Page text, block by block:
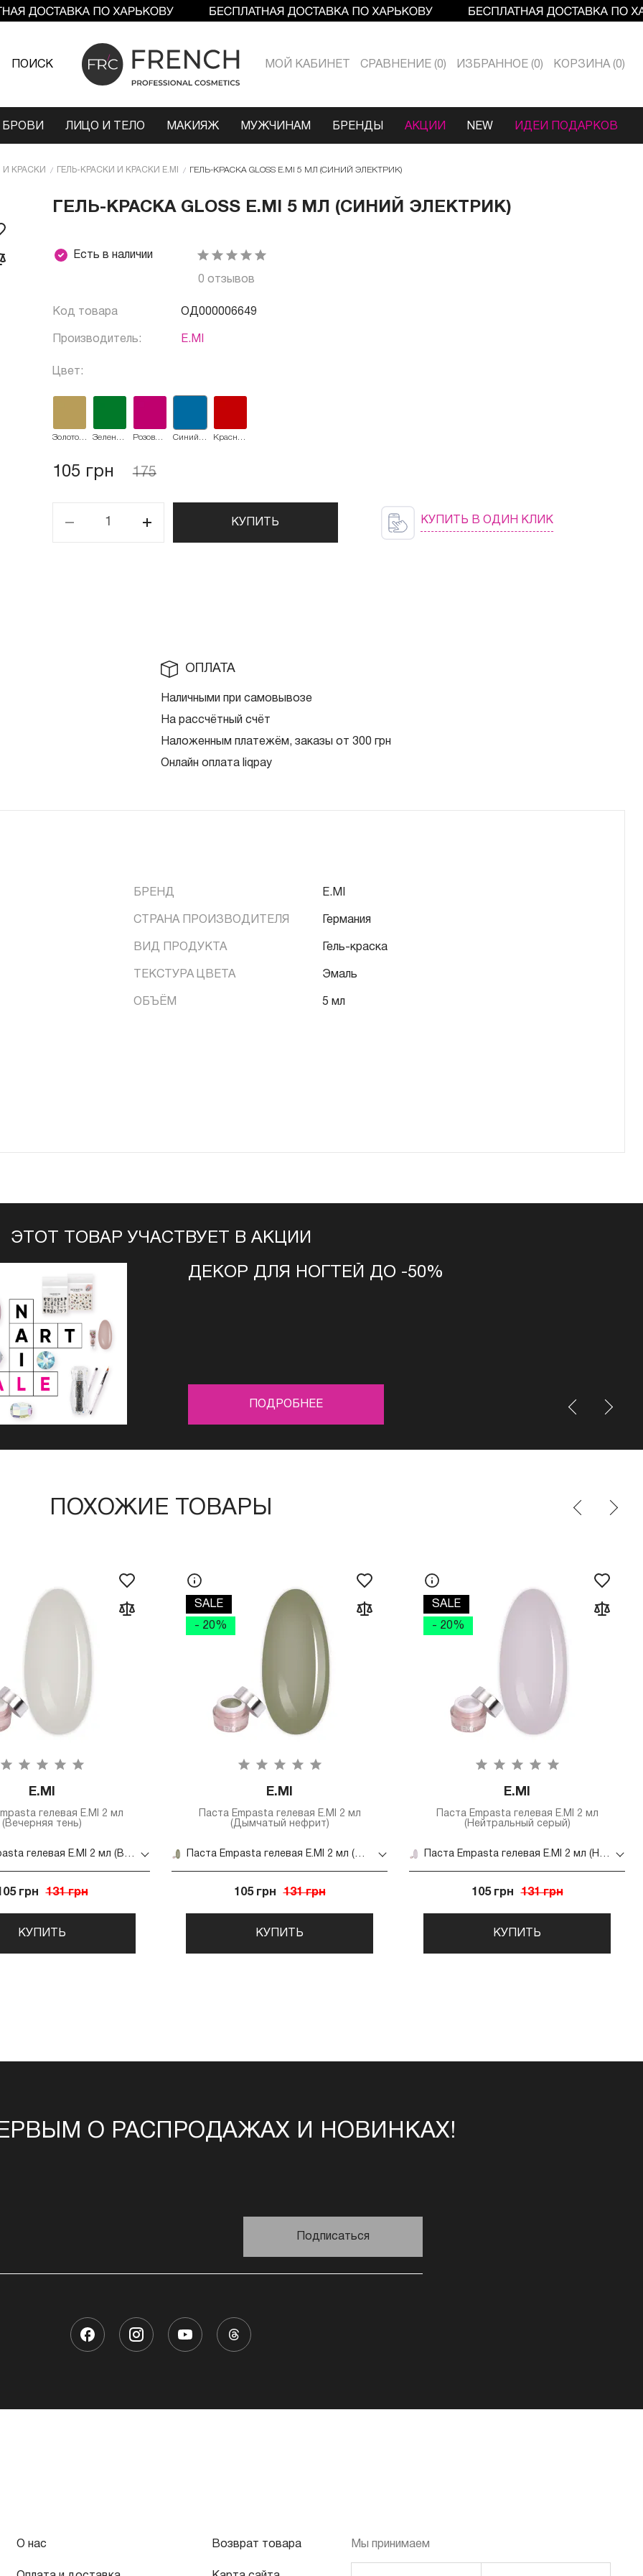
ПОИСК МОЙ КАБИНЕТ СРАВНЕНИЕ 0 ИЗБРАННОЕ 0 КОРЗИНА 0
ЛИЦО И ТЕЛО МАКИЯЖ МУЖЧИНАМ БРЕНДЫ АКЦИИ NEW ИДЕИ ПОДАРКОВ
И КРАСКИ ГЕЛЬ-КРАСКИ И КРАСКИ E.MI ГЕЛЬ-КРАСКА GLOSS E.MI 5 МЛ (СИНИЙ ЭЛЕКТРИК)
ГЕЛЬ-КРАСКА GLOSS E.MI 5 МЛ (СИНИЙ ЭЛЕКТРИК)
Есть в наличии
0 отзывов
Код товара ОД000006649
Производитель: E.MI
Цвет:
Золотое
Зеленый
Розовый
Синий
Красный
105 грн 175
КУПИТЬ КУПИТЬ В ОДИН КЛИК
ОПЛАТА
Наличными при самовывозе
На рассчётный счёт
Наложенным платежём, заказы от 300 грн
Онлайн оплата liqpay
БРЕНД E.MI
СТРАНА ПРОИЗВОДИТЕЛЯ Германия
ВИД ПРОДУКТА Гель-краска
ТЕКСТУРА ЦВЕТА Эмаль
ОБЪЁМ 5 мл
ЭТОТ ТОВАР УЧАСТВУЕТ В АКЦИИ
ДЕКОР ДЛЯ НОГТЕЙ ДО -50%
ПОДРОБНЕЕ
ПОХОЖИЕ ТОВАРЫ
E.MI
гелевая E.MI 2 мл
(Вечерняя тень)
Паста Empasta гелевая E.MI 2 мл (Вечерняя тень)
грн 131 грн
КУПИТЬ
SALE
- 20%
E.MI
Паста Empasta гелевая E.MI 2 мл
(Дымчатый нефрит)
Паста Empasta гелевая E.MI 2 мл (Дымчатый нефрит)
105 грн 131 грн
КУПИТЬ
SALE
- 20%
E.MI
Паста Empasta гелевая E.MI 2 мл
(Нейтральный серый)
Паста Empasta гелевая E.MI 2 мл (Нейтральный серый)
105 грн 131 грн
КУПИТЬ
О РАСПРОДАЖАХ И НОВИНКАХ!
Подписаться
О нас Возврат товара Мы принимаем